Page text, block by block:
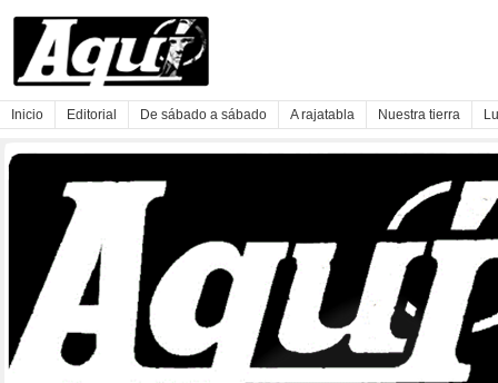
Inicio Editorial De sábado a sábado A rajatabla Nuestra tierra